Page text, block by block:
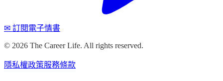
✉ 訂閱電子情書
© 2026 The Career Life. All rights reserved.
隱私權政策服務條款